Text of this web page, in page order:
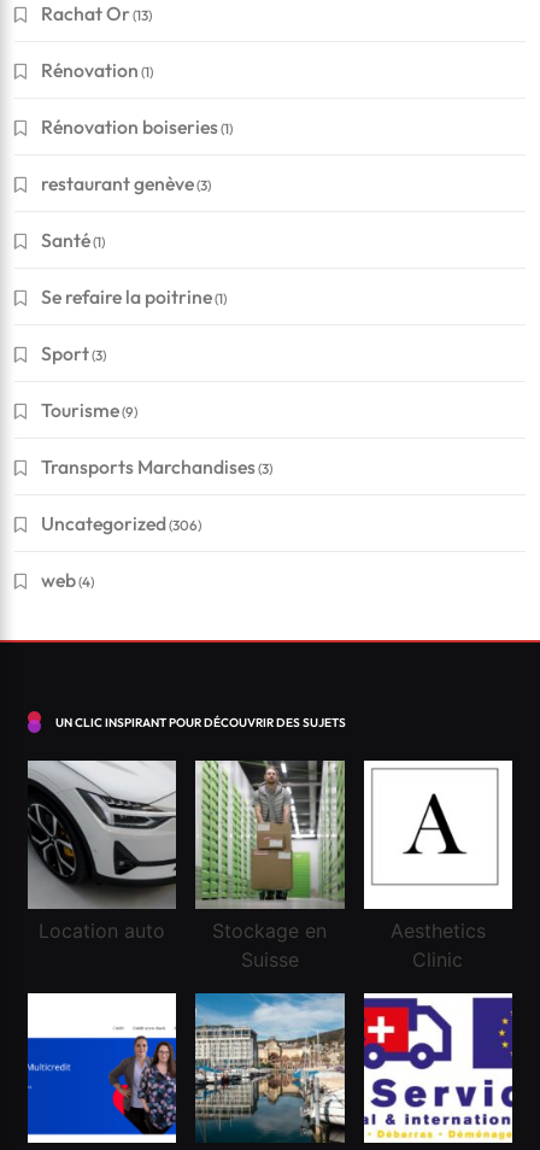
Rachat Or(13)
Rénovation (1)
Rénovation boiseries(1)
restaurant genève(3)
Santé(1)
Se refaire la poitrine(1)
Sport(3)
Tourisme(9)
Transports Marchandises(3)
Uncategorized(306)
web(4)
UN CLIC INSPIRANT POUR DÉCOUVRIR DES SUJETS
Location auto
Stockage en
Suisse
Aesthetics
Clinic
Financement
Conseils pour réussir à obtenir un crédit en Suisse
Réussir une demande de crédit frontalier
Janvier 11, 2025